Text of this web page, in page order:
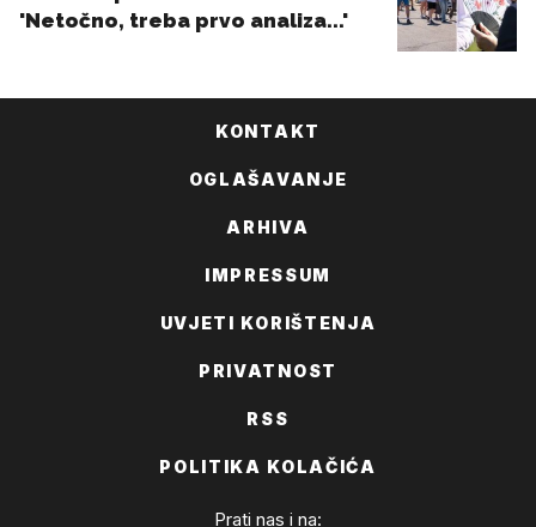
KONTAKT
OGLAŠAVANJE
ARHIVA
IMPRESSUM
UVJETI KORIŠTENJA
PRIVATNOST
RSS
POLITIKA KOLAČIĆA
Prati nas i na: